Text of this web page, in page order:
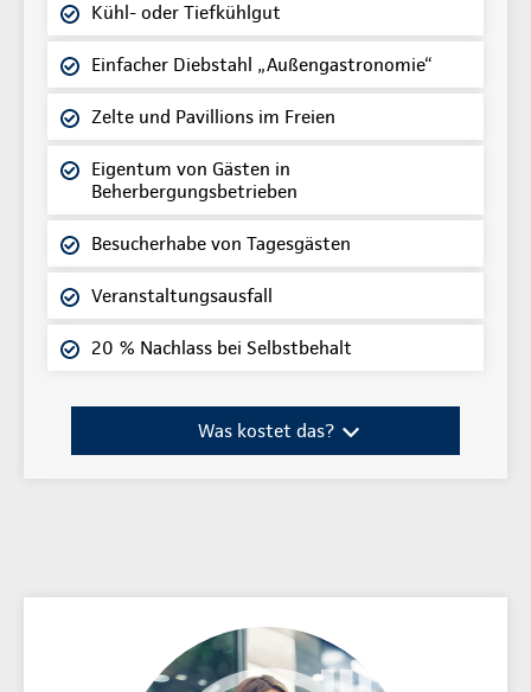
Kühl- oder Tiefkühlgut
Einfacher Diebstahl „Außengastronomie“
Zelte und Pavillions im Freien
Eigentum von Gästen in
Beherbergungsbetrieben
Besucherhabe von Tagesgästen
Veranstaltungsausfall
20 % Nachlass bei Selbstbehalt
Was kostet das?